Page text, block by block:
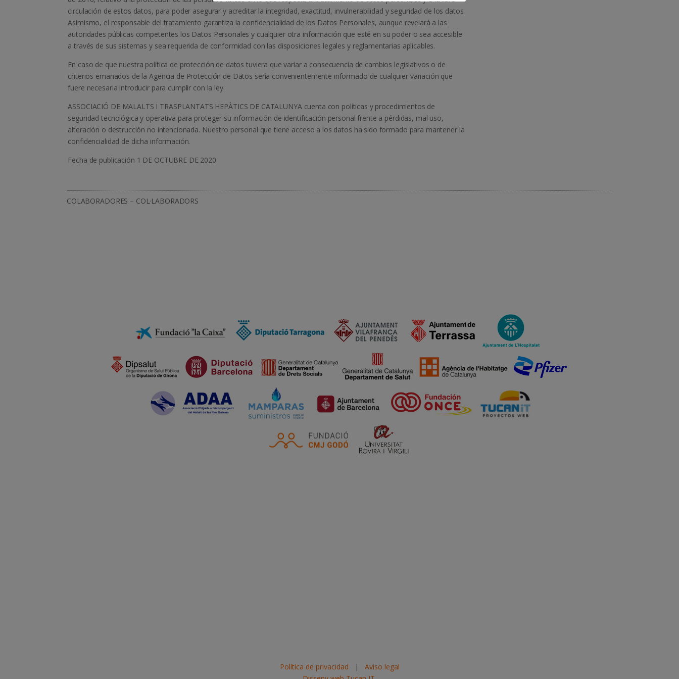
circulación de estos datos, para poder asegurar y acreditar la integridad, exactitud, invulnerabilidad y seguridad de los datos.
Asimismo, el responsable del tratamiento garantiza la confidencialidad de los Datos Personales, aunque revelará a las
autoridades públicas competentes los Datos Personales y cualquier otra información que esté en su poder o sea accesible
a través de sus sistemas y sea requerida de conformidad con las disposiciones legales y reglamentarias aplicables.
En caso de que nuestra política de protección de datos tuviera que variar a consecuencia de cambios legislativos o de
criterios emanados de la Agencia de Protección de Datos sería convenientemente informado de cualquier variación que
fuere necesaria introducir para cumplir con la ley.
ASSOCIACIÓ DE MALALTS I TRASPLANTATS HEPÀTICS DE CATALUNYA cuenta con políticas y procedimientos de
seguridad tecnológica y operativa para proteger su información de identificación personal frente a pérdidas, mal uso,
alteración o destrucción no intencionada. Nuestro personal que tiene acceso a los datos ha sido formado para mantener la
confidencialidad de dicha información.
Fecha de publicación 1 DE OCTUBRE DE 2020
COLABORADORES – COL·LABORADORS
Política de privacidad | Aviso legal